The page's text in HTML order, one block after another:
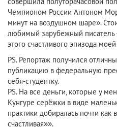
Чемпионом России Антоном
минут на воздушном шаре».
любимый зарубежный писатель
этого счастливого эпизода
PS. Репортаж получился
публикацию в федеральную
себя-студентку.
PS. На все деньги, которые у
Кунгуре серёжки в виде
практики добиралась почти как
счастливая»».